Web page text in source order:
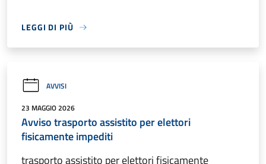
LEGGI DI PIÙ
AVVISI
23 MAGGIO 2026
Avviso trasporto assistito per elettori
fisicamente impediti
trasporto assistito per elettori fisicamente